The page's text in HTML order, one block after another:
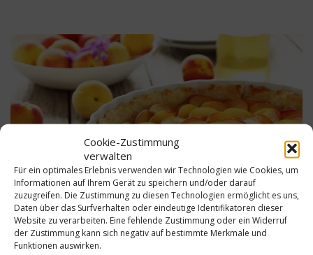
Cookie-Zustimmung
verwalten
Für ein optimales Erlebnis verwenden wir Technologien wie Cookies, um
Informationen auf Ihrem Gerät zu speichern und/oder darauf
zuzugreifen. Die Zustimmung zu diesen Technologien ermöglicht es uns,
Daten über das Surfverhalten oder eindeutige Identifikatoren dieser
Website zu verarbeiten. Eine fehlende Zustimmung oder ein Widerruf
der Zustimmung kann sich negativ auf bestimmte Merkmale und
Funktionen auswirken.